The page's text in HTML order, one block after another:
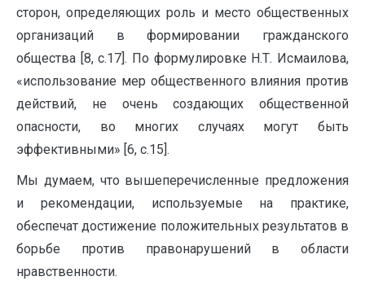
сторон, определяющих роль и место общественных
организаций в формировании гражданского
общества [8, с.17]. По формулировке Н.Т. Исмаилова,
«использование мер общественного влияния против
действий, не очень создающих общественной
опасности, во многих случаях могут быть
эффективными» [6, с.15].
Мы думаем, что вышеперечисленные предложения
и рекомендации, используемые на практике,
обеспечат достижение положительных результатов в
борьбе против правонарушений в области
нравственности.